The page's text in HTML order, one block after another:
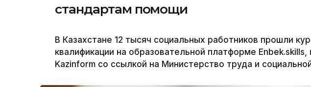
стандартам помощи
В Казахстане 12 тысяч социальных работников прошли
квалификации на образовательной платформе Enbek.skills,
Kazinform со ссылкой на Министерство труда и